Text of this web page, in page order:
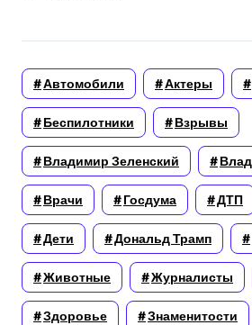
Автомобили Актеры
Беспилотники Взрывы
Владимир Зеленский
Врачи Госдума ДТП
Дети Дональд Трамп
Животные Журналисты
Здоровье Знаменитости